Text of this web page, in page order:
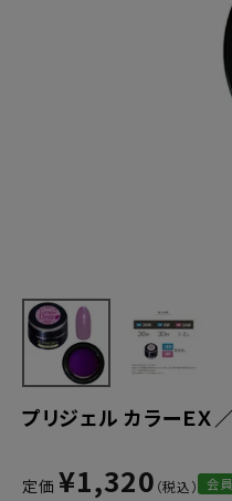
プリジェル カラーＥＸ
定価 ¥1,320 会